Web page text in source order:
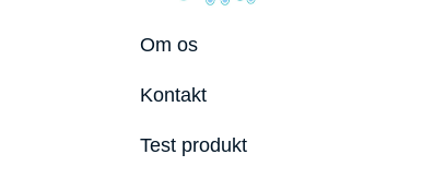
Om os
Kontakt
Test produkt
Bedste puslepude 2026